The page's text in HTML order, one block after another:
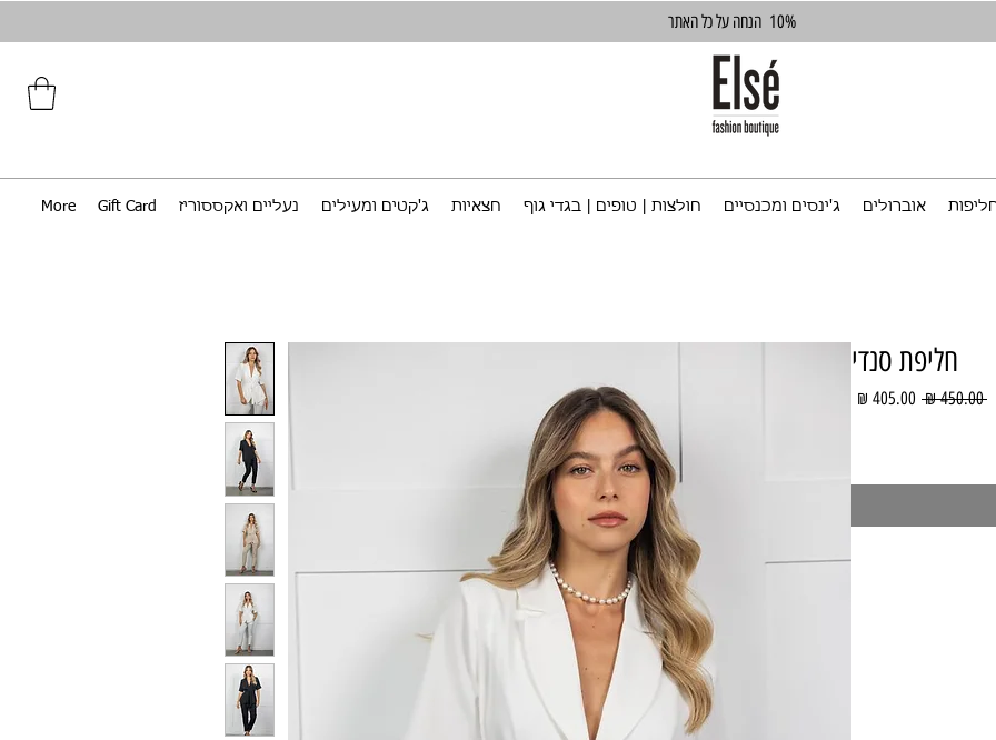
10% הנחה על כל האתר
אוברולים ג'ינסים ומכנסיים חולצות | טופים | בגדי גוף חצאיות ג'קטים ומעילים נעליים ואקססוריז Gift Card
More
חליפת סנדי
‏450.00 ‏₪
מחיר